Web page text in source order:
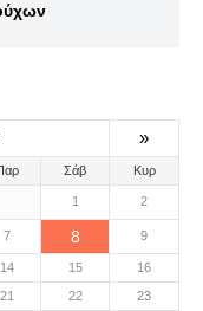
»
Σάβ Κυρ
1 2
7 8 9
14 15
16
21 22
23